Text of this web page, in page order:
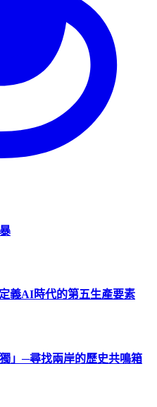
義AI時代的第五生產要素
」─尋找兩岸的歷史共鳴箱